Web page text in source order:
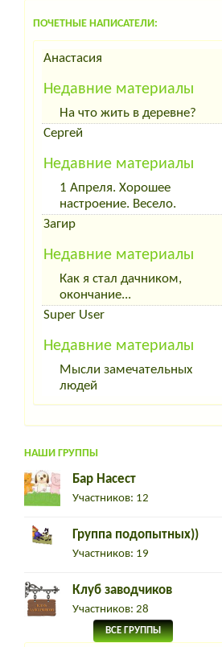
ПОЧЕТНЫЕ НАПИСАТЕЛИ:
Анастасия
Недавние материалы
На что жить в деревне?
Сергей
Недавние материалы
1 Апреля. Хорошее
настроение. Весело.
Загир
Недавние материалы
Как я стал дачником,
окончание...
Super User
Недавние материалы
Мысли замечательных
людей
НАШИ ГРУППЫ
Бар Насест
Участников: 12
Группа подопытных))
Участников: 19
Клуб заводчиков
Участников: 28
ВСЕ ГРУППЫ